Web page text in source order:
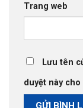
Trang web
Lưu tên
duyệt này